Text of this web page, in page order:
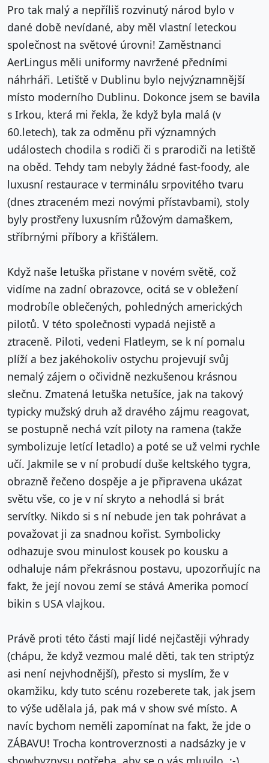
Pro tak malý a nepříliš rozvinutý národ bylo v
dané době nevídané, aby měl vlastní leteckou
společnost na světové úrovni! Zaměstnanci
AerLingus měli uniformy navržené předními
náhrháři. Letiště v Dublinu bylo nejvýznamnější
místo moderního Dublinu. Dokonce jsem se bavila
s Irkou, která mi řekla, že když byla malá (v
60.letech), tak za odměnu při významných
událostech chodila s rodiči či s prarodiči na letiště
na oběd. Tehdy tam nebyly žádné fast-foody, ale
luxusní restaurace v terminálu srpovitého tvaru
(dnes ztraceném mezi novými přístavbami), stoly
byly prostřeny luxusním růžovým damaškem,
stříbrnými příbory a křišťálem.
Když naše letuška přistane v novém světě, což
vidíme na zadní obrazovce, ocitá se v obležení
modrobíle oblečených, pohledných amerických
pilotů. V této společnosti vypadá nejistě a
ztraceně. Piloti, vedeni Flatleym, se k ní pomalu
plíží a bez jakéhokoliv ostychu projevují svůj
nemalý zájem o očividně nezkušenou krásnou
slečnu. Zmatená letuška netušíce, jak na takový
typicky mužský druh až dravého zájmu reagovat,
se postupně nechá vzít piloty na ramena (takže
symbolizuje letící letadlo) a poté se už velmi rychle
učí. Jakmile se v ní probudí duše keltského tygra,
obrazně řečeno dospěje a je připravena ukázat
světu vše, co je v ní skryto a nehodlá si brát
servítky. Nikdo si s ní nebude jen tak pohrávat a
považovat ji za snadnou kořist. Symbolicky
odhazuje svou minulost kousek po kousku a
odhaluje nám překrásnou postavu, upozorňujíc na
fakt, že její novou zemí se stává Amerika pomocí
bikin s USA vlajkou.
Právě proti této části mají lidé nejčastěji výhrady
(chápu, že když vezmou malé děti, tak ten striptýz
asi není nejvhodnější), přesto si myslím, že v
okamžiku, kdy tuto scénu rozeberete tak, jak jsem
to výše udělala já, pak má v show své místo. A
navíc bychom neměli zapomínat na fakt, že jde o
ZÁBAVU! Trocha kontroverznosti a nadsázky je v